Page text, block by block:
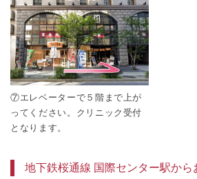
⑦エレベーターで５階まで上が
ってください。クリニック受付
となります。
地下鉄桜通線 国際センター駅から